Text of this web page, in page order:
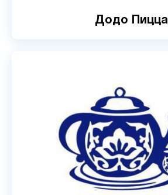
Додо Пицца